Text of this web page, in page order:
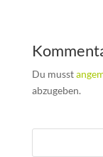
Du musst
abzugeben.